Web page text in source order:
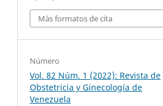
Más formatos de cita
Número
Vol. 82 Núm. 1 (2022): Revista de
Obstetricia y Ginecología de
Venezuela